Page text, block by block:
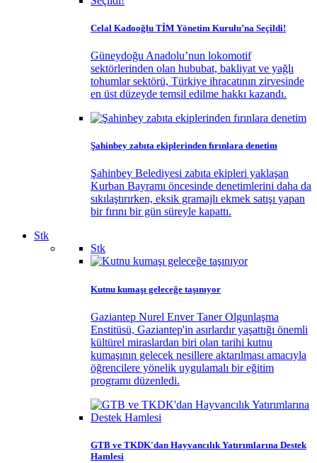
Celal Kadooğlu TİM Yönetim Kurulu’na Seçildi!
Güneydoğu Anadolu’nun lokomotif
sektörlerinden olan hububat, bakliyat ve yağlı
tohumlar sektörü, Türkiye ihracatının zirvesinde
en üst düzeyde temsil edilme hakkı kazandı.
Şahinbey zabıta ekiplerinden fırınlara denetim
Şahinbey Belediyesi zabıta ekipleri yaklaşan
Kurban Bayramı öncesinde denetimlerini daha da
sıkılaştırırken, eksik gramajlı ekmek satışı yapan
bir fırını bir gün süreyle kapattı.
Stk
Stk
Kutnu kumaşı geleceğe taşınıyor
Gaziantep Nurel Enver Taner Olgunlaşma
Enstitüsü, Gaziantep'in asırlardır yaşattığı önemli
kültürel miraslardan biri olan tarihi kutnu
kumaşının gelecek nesillere aktarılması amacıyla
öğrencilere yönelik uygulamalı bir eğitim
programı düzenledi.
GTB ve TKDK'dan Hayvancılık Yatırımlarına Destek
Hamlesi